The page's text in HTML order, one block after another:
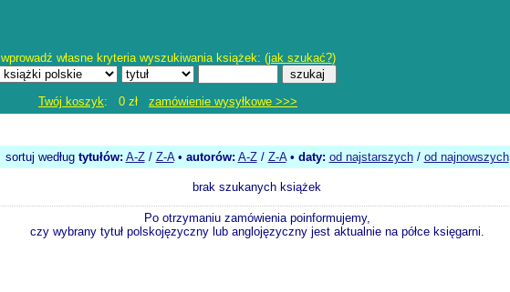
wprowadź własne kryteria wyszukiwania książek: (jak szukać?)
Twój koszyk: 0 zł zamówienie wysyłkowe >>>
sortuj według tytułów: A-Z/ Z-A• autorów: A-Z/ Z-A• daty: od najstarszych/ od najnowszych
brak szukanych książek
Po otrzymaniu zamówienia poinformujemy,
czy wybrany tytuł polskojęzyczny lub anglojęzyczny jest aktualnie na półce księgarni.